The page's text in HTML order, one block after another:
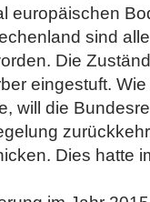
europäischen
sind
Die
eingestuft.
will die
Dies hatte